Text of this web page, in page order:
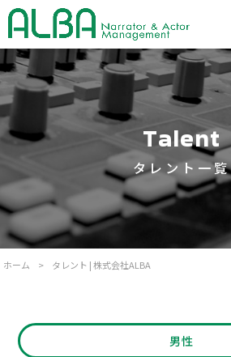
Talent
タレント一覧
ホーム > タレント | 株式会社ALBA
男性